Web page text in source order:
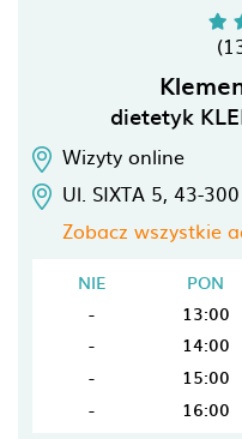
dietetyk
Wizyty online
Ul. SIXTA 5, 43-300
Zobacz wszystkie
NIE PON
-
13:00
-
14:00
-
15:00
-
16:00